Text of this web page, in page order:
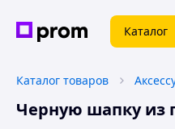
Каталог
Каталог товаров
Черную шапку из